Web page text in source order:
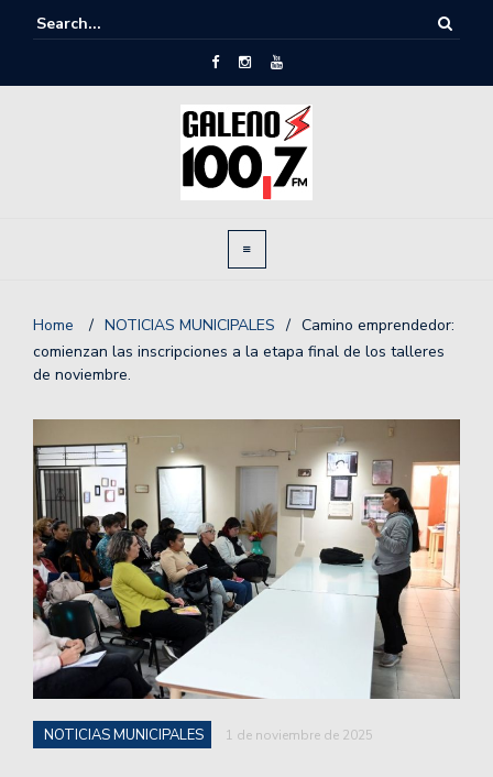
Home / NOTICIAS MUNICIPALES / Camino emprendedor:
comienzan las inscripciones a la etapa final de los talleres
de noviembre.
NOTICIAS MUNICIPALES 1 de noviembre de 2025